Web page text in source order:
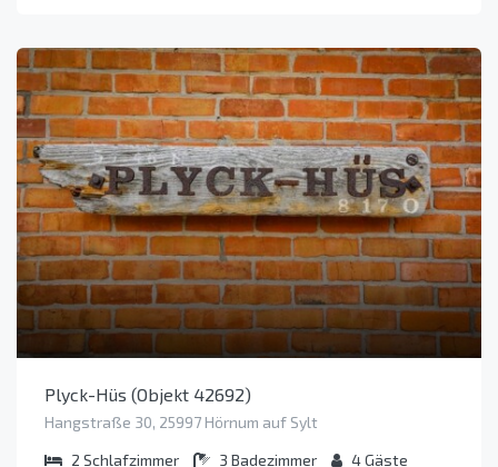
Plyck-Hüs (Objekt 42692)
Hangstraße 30, 25997 Hörnum auf Sylt
2 Schlafzimmer 3 Badezimmer 4Gäste